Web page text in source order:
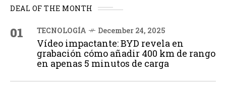
DEAL OF THE MONTH
01 TECNOLOGÍA December 24, 2025
Vídeo impactante: BYD revela en
grabación cómo añadir 400 km de rango
en apenas 5 minutos de carga